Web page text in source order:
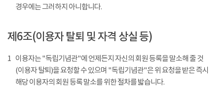
경우에는 그러하지 아니합니다.
제6조(이용자 탈퇴 및 자격 상실 등)
1 이용자는 "독립기념관"에 언제든지 자신의 회원 등록을 말소해 줄 것
(이용자 탈퇴)을 요청할 수 있으며 "독립기념관"은 위 요청을 받은 즉시
해당 이용자의 회원 등록 말소를 위한 절차를 밟습니다.